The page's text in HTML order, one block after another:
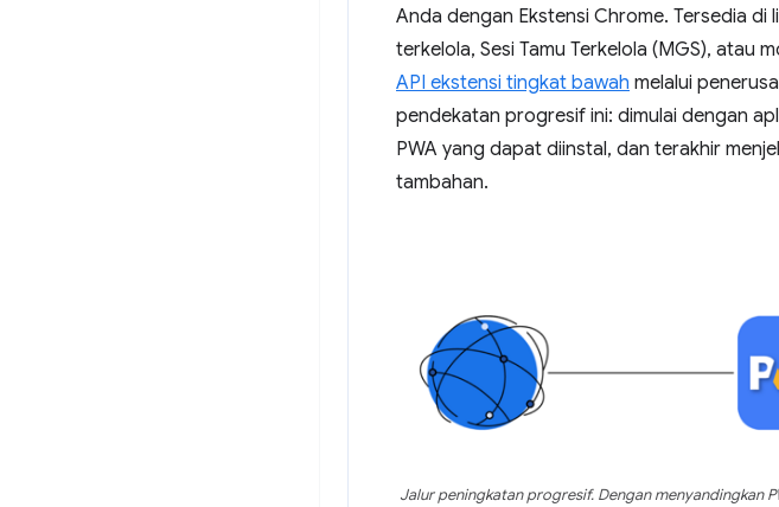
Anda dengan Ekstensi Chrome. Tersedia
terkelola, Sesi Tamu Terkelola (MGS), atau
API ekstensi tingkat bawah melalui
pendekatan progresif ini: dimulai dengan
PWA yang dapat diinstal, dan terakhir
tambahan.
Jalur peningkatan progresif. Dengan menyandingkan